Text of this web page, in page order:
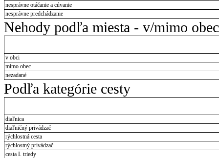
nesprávne otáčanie a cúvanie
nesprávne predchádzanie
Nehody podľa miesta - v/mimo obec
v obci
mimo obec
nezadané
Podľa kategórie cesty
diaľnica
diaľničný privádzač
rýchlostná cesta
rýchlostný privádzač
cesta I. triedy